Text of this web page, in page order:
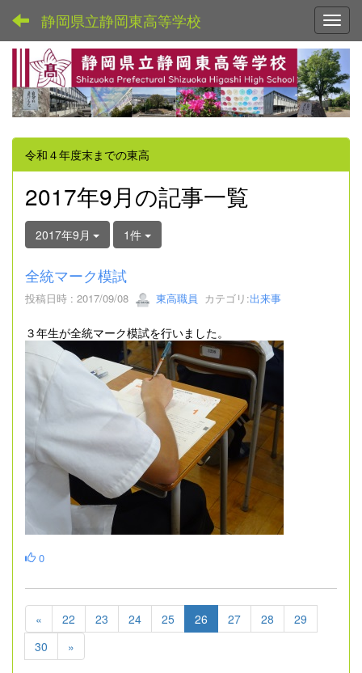
静岡県立静岡東高等学校
令和４年度末までの東高
2017年9月の記事一覧
2017年9月 1件
全統マーク模試
投稿日時 : 2017/09/08 東高職員 カテゴリ:出来事
３年生が全統マーク模試を行いました。
0
« 22 23 24 25 26 27 28
29
30
»